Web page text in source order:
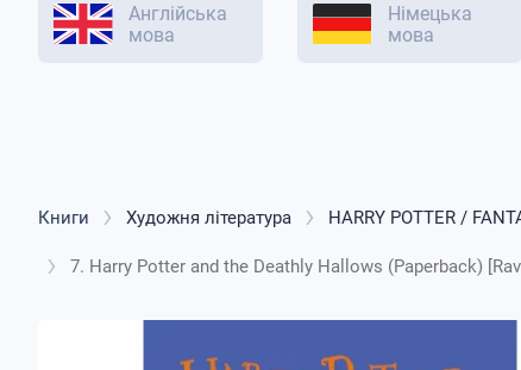
Англійська
мова
Німецька
мова
Книги Художня література HARRY POTTER /
7. Harry Potter and the Deathly Hallows (Paperback)